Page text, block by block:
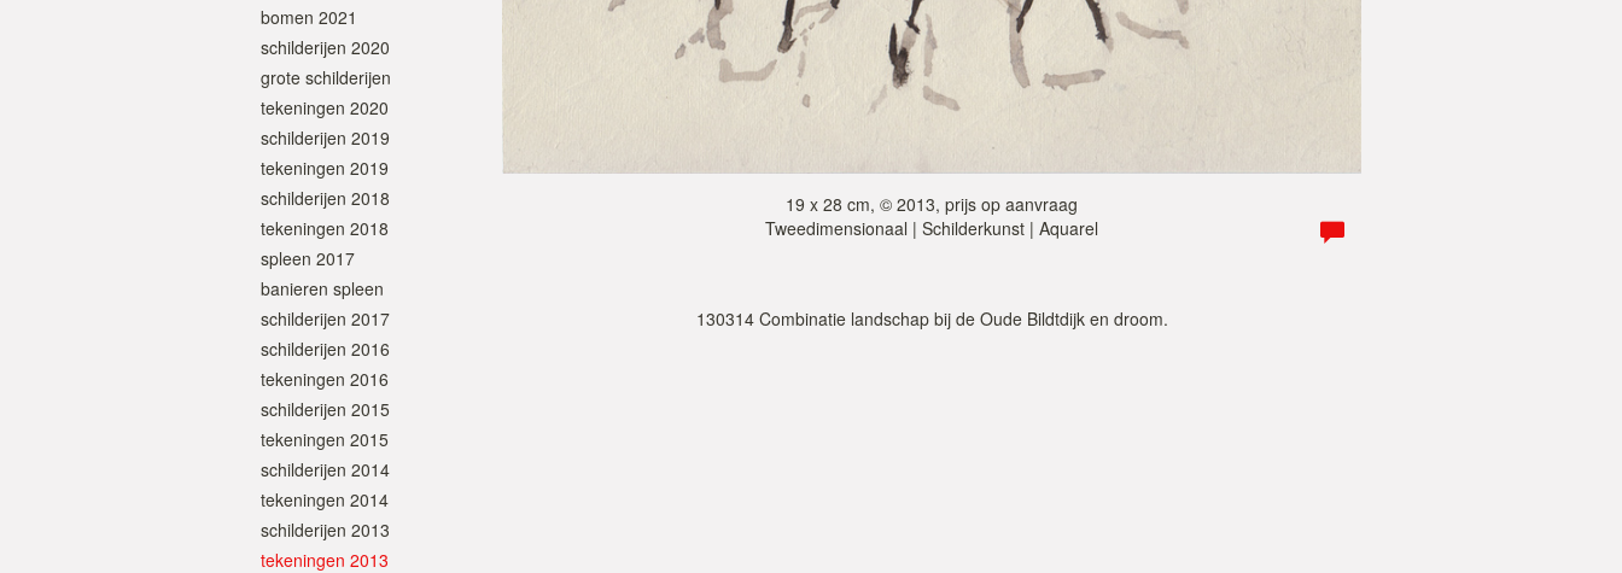
19 x 28 cm, © 2013, prijs op aanvraag
Tweedimensionaal | Schilderkunst | Aquarel
130314 Combinatie landschap bij de Oude Bildtdijk en droom.
bomen 2021
schilderijen 2020
grote schilderijen
tekeningen 2020
schilderijen 2019
tekeningen 2019
schilderijen 2018
tekeningen 2018
spleen 2017
banieren spleen
schilderijen 2017
schilderijen 2016
tekeningen 2016
schilderijen 2015
tekeningen 2015
schilderijen 2014
tekeningen 2014
schilderijen 2013
tekeningen 2013